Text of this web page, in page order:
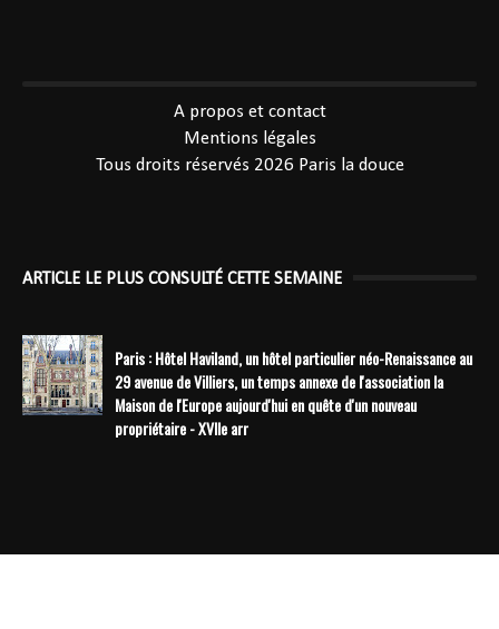
A propos et contact
Mentions légales
Tous droits réservés 2026 Paris la douce
ARTICLE LE PLUS CONSULTÉ CETTE SEMAINE
Paris : Hôtel Haviland, un hôtel particulier néo-Renaissance au
29 avenue de Villiers, un temps annexe de l'association la
Maison de l'Europe aujourd'hui en quête d'un nouveau
propriétaire - XVIIe arr